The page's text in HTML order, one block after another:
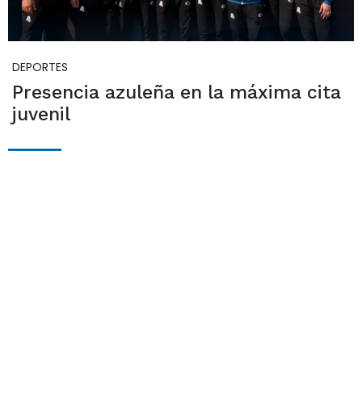
DEPORTES
Presencia azuleña en la máxima cita
juvenil